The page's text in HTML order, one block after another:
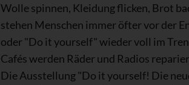
Wolle spinnen, Kleidung flicken, Brot
stehen Menschen immer öfter vor der
oder "Do it yourself" wieder voll im
Cafés werden Räder und Radios
Die Ausstellung "Do it yourself! Die